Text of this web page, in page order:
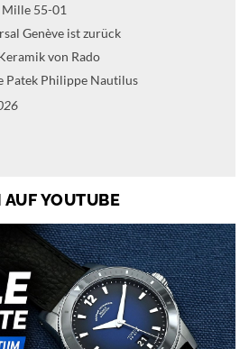
Mille 55-01
Genève ist zurück
von Rado
Patek Philippe Nautilus
YOUTUBE